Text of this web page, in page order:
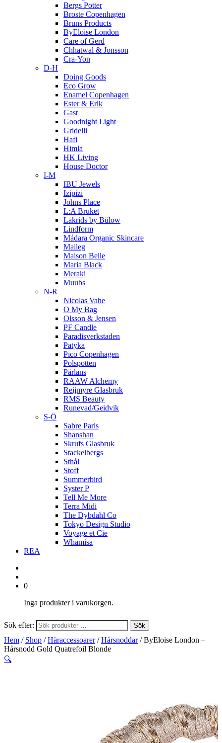
Bergs Potter
Broste Copenhagen
Bruns Products
ByEloise London
Care of Gerd
Chhatwal & Jonsson
Cra-Yon
D-H
Doing Goods
Eco Grow
Enamel Copenhagen
Ester & Erik
Gast
Goodnight Light
Gridelli
Hafi
Himla
HK Living
House Doctor
I-M
IBU Jewels
Izipizi
Johns Place
L:A Bruket
Lakrids by Bülow
Lindform
Mádara Organic Skincare
Maileg
Maison Belle
Maria Black
Meraki
Muubs
N-R
Nicolas Vahe
O My Bag
Olsson & Jensen
PF Candle
Paradisverkstaden
Patyka
Pico Copenhagen
Polspotten
Pärlans
RAAW Alchemy
Reijmyre Glasbruk
RMS Beauty
Runevad/Geidvik
S-Ö
Sabre Paris
Shanshan
Skrufs Glasbruk
Stackelbergs
Sthål
Stoff
Summerbird
Syster P
Tell Me More
Terra Midi
The Dybdahl Co
Tokyo Design Studio
Voyage et Cie
Whamisa
REA
0
Inga produkter i varukorgen.
Sök efter: Sök
Hem / Shop /Håraccessoarer/Hårsnoddar/ ByEloise London –
Hårsnodd Gold Quatrefoil Blonde
🔍